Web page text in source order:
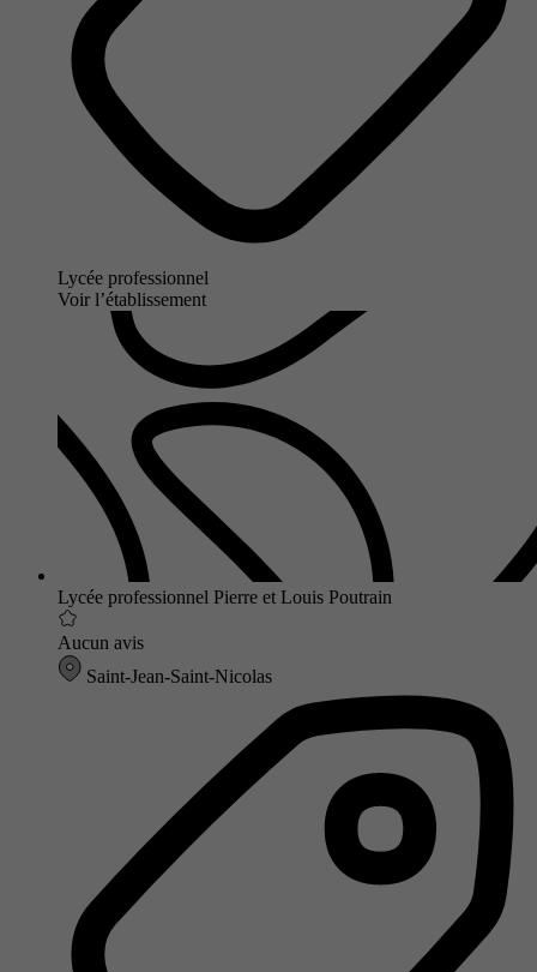
Lycée professionnel
Voir l’établissement
Lycée professionnel Pierre et Louis Poutrain
Aucun avis
Saint-Jean-Saint-Nicolas